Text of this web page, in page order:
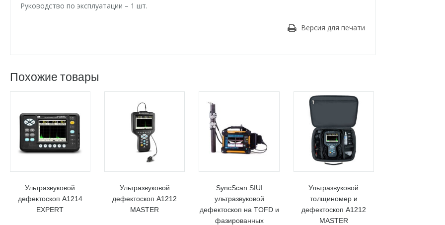
Руководство по эксплуатации – 1 шт.
Версия для печати
Похожие товары
Ультразвуковой
дефектоскоп А1214
EXPERT
Ультразвуковой
дефектоскоп А1212
MASTER
SyncScan SIUI
ультразвуковой
дефектоскоп на TOFD и
фазированных
Ультразвуковой
толщиномер и
дефектоскоп А1212
MASTER